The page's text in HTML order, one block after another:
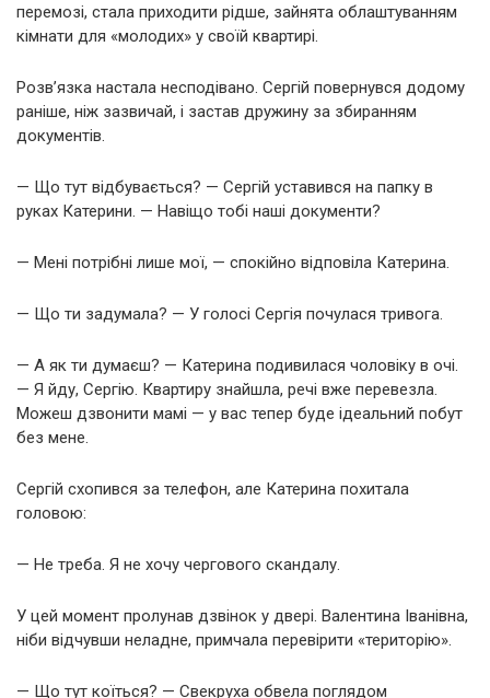
перемозі, стала приходити рідше, зайнята облаштуванням
кімнати для «молодих» у своїй квартирі.
Розв’язка настала несподівано. Сергій повернувся додому
раніше, ніж зазвичай, і застав дружину за збиранням
документів.
— Що тут відбувається? — Сергій уставився на папку в
руках Катерини. — Навіщо тобі наші документи?
— Мені потрібні лише мої, — спокійно відповіла Катерина.
— Що ти задумала? — У голосі Сергія почулася тривога.
— А як ти думаєш? — Катерина подивилася чоловіку в очі.
— Я йду, Сергію. Квартиру знайшла, речі вже перевезла.
Можеш дзвонити мамі — у вас тепер буде ідеальний побут
без мене.
Сергій схопився за телефон, але Катерина похитала
головою:
— Не треба. Я не хочу чергового скандалу.
У цей момент пролунав дзвінок у двері. Валентина Іванівна,
ніби відчувши неладне, примчала перевірити «територію».
— Що тут коїться? — Свекруха обвела поглядом